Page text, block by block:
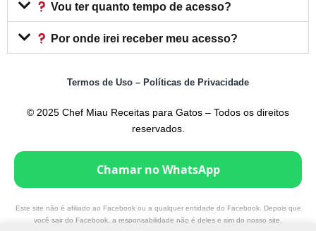
Vou ter quanto tempo de acesso?
Por onde irei receber meu acesso?
Termos de Uso – Políticas de Privacidade
© 2025 Chef Miau Receitas para Gatos – Todos os direitos
reservados.
Chamar no WhatsApp
Este site não é afiliado ao Facebook ou a qualquer entidade do Facebook. Depois que
você sair do Facebook, a responsabilidade não é deles e sim do nosso site.